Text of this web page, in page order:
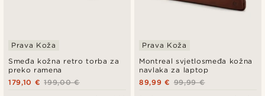
Smeđa kožna retro torba za
preko ramena
Prava Koža
199,00 €
179,10 €
Montreal svjetlosmeđa kožna
navlaka za laptop
Prava Koža
99,99 €
89,99 €